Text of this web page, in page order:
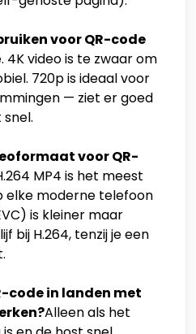
voor QR-code
4K video is te zwaar om
720p is ideaal voor
— ziet er goed
voor QR-
MP4 is het meest
moderne telefoon
is kleiner maar
bij H.264, tenzij je een
code in landen met
Alleen als het